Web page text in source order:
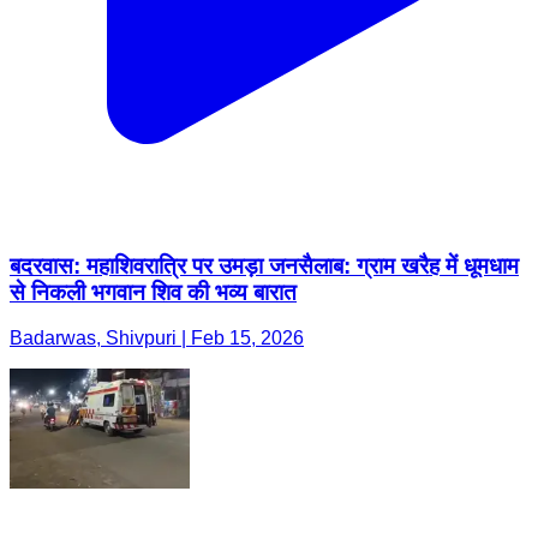
बदरवास: महाशिवरात्रि पर उमड़ा जनसैलाब: ग्राम खरैह में धूमधाम
से निकली भगवान शिव की भव्य बारात
Badarwas, Shivpuri | Feb 15, 2026